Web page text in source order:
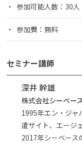
参加可能人数：30人
参加費：無料
セミナー講師
深井 幹雄
株式会社シーベ
1995年エン・ジャ
遣サイト、エージ
2017年シーベース